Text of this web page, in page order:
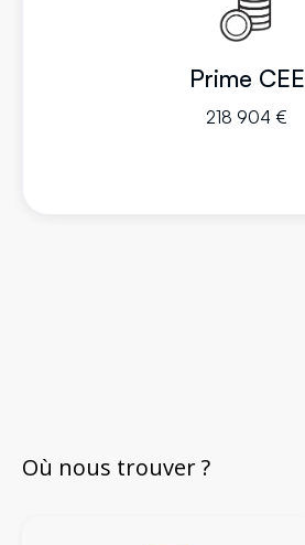
Prime CEE
218 904 €
Où nous trouver ?